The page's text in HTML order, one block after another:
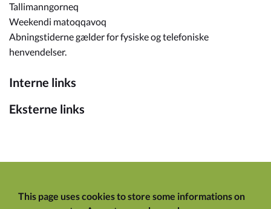
Tallimanngorneq
Weekendi matoqqavoq
Abningstiderne gælder for fysiske og telefoniske
henvendelser.
Interne links
Eksterne links
This page uses cookies to store some informations on